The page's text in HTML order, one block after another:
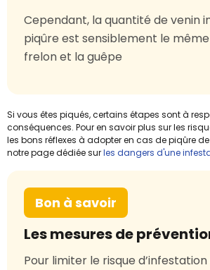
Cependant, la quantité de venin
piqûre est sensiblement le
frelon et la guêpe
Si vous êtes piqués, certains étapes sont à
conséquences. Pour en savoir plus sur les
les bons réflexes à adopter en cas de piqûre de
notre page dédiée surles dangers d'une
Bon à savoir
Les mesures de
Pour limiter le risque